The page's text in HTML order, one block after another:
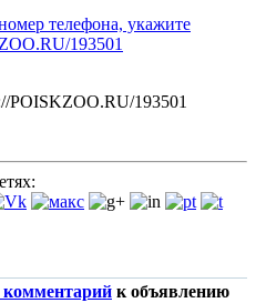
телефона, укажите
193501
POISKZOO.RU/193501
комментарий к объявлению